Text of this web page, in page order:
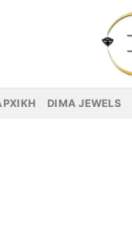
DIMA JEWELS